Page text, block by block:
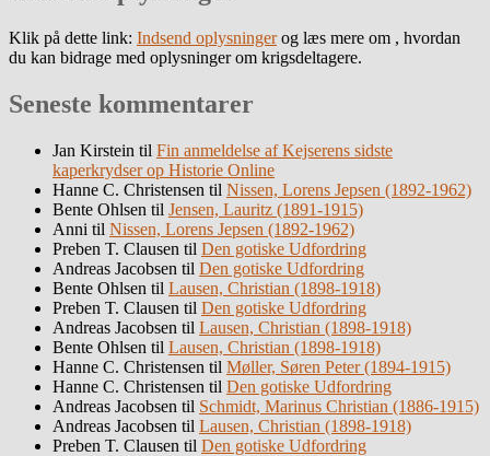
Klik på dette link: Indsend oplysningerog læs mere om , hvordan
du kan bidrage med oplysninger om krigsdeltagere.
Seneste kommentarer
Jan Kirstein til Fin anmeldelse af Kejserens sidste
kaperkrydser op Historie Online
Hanne C. Christensen til Nissen, Lorens Jepsen (1892-1962)
Bente Ohlsen til Jensen, Lauritz (1891-1915)
Anni til Nissen, Lorens Jepsen (1892-1962)
Preben T. Clausen til Den gotiske Udfordring
Andreas Jacobsen til Den gotiske Udfordring
Bente Ohlsen til Lausen, Christian (1898-1918)
Preben T. Clausen til Den gotiske Udfordring
Andreas Jacobsen til Lausen, Christian (1898-1918)
Bente Ohlsen til Lausen, Christian (1898-1918)
Hanne C. Christensen til Møller, Søren Peter (1894-1915)
Hanne C. Christensen til Den gotiske Udfordring
Andreas Jacobsen til Schmidt, Marinus Christian (1886-1915)
Andreas Jacobsen til Lausen, Christian (1898-1918)
Preben T. Clausen til Den gotiske Udfordring